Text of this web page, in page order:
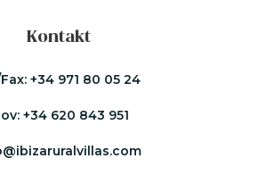
Kontakt
+34 971 80 05 24
+34 620 843 951